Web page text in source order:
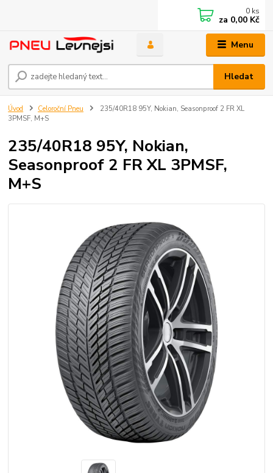
Menu
Hledat
0 ks
za 0,00 Kč
Úvod Celoroční Pneu
235/40R18 95Y, Nokian, Seasonproof 2 FR XL
3PMSF, M+S
235/40R18 95Y, Nokian,
Seasonproof 2 FR XL 3PMSF,
M+S